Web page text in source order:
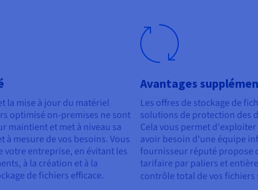
la mise à jour du matériel
optimisé on-premises ne sont
maintient et met à niveau sa
mesure de vos besoins. Vous
votre entreprise, en évitant les
à la création et à la
de fichiers efficace.
Avantages
Les offres de stockage de
solutions de protection des
Cela vous permet
avoir besoin d'une équipe
fournisseur réputé propose
tarifaire par paliers et
contrôle total de vos fichiers